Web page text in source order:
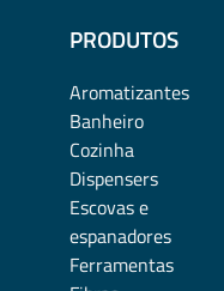
PRODUTOS
Aromatizantes
Banheiro
Cozinha
Dispensers
Escovas e
espanadores
Ferramentas